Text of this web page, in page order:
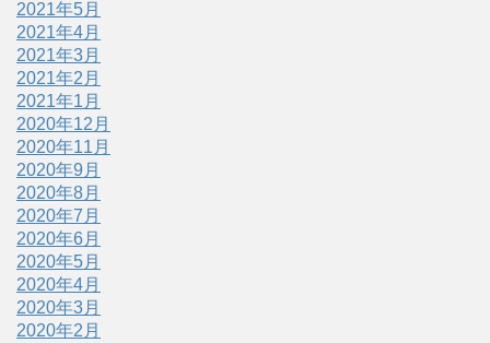
2021年5月
2021年4月
2021年3月
2021年2月
2021年1月
2020年12月
2020年11月
2020年9月
2020年8月
2020年7月
2020年6月
2020年5月
2020年4月
2020年3月
2020年2月